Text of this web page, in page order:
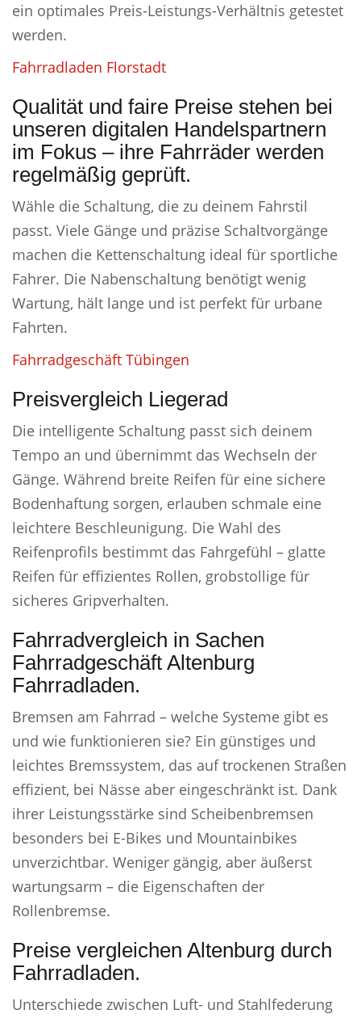
ein optimales Preis-Leistungs-Verhältnis getestet
werden.
Fahrradladen Florstadt
Qualität und faire Preise stehen bei
unseren digitalen Handelspartnern
im Fokus – ihre Fahrräder werden
regelmäßig geprüft.
Wähle die Schaltung, die zu deinem Fahrstil
passt. Viele Gänge und präzise Schaltvorgänge
machen die Kettenschaltung ideal für sportliche
Fahrer. Die Nabenschaltung benötigt wenig
Wartung, hält lange und ist perfekt für urbane
Fahrten.
Fahrradgeschäft Tübingen
Preisvergleich Liegerad
Die intelligente Schaltung passt sich deinem
Tempo an und übernimmt das Wechseln der
Gänge. Während breite Reifen für eine sichere
Bodenhaftung sorgen, erlauben schmale eine
leichtere Beschleunigung. Die Wahl des
Reifenprofils bestimmt das Fahrgefühl – glatte
Reifen für effizientes Rollen, grobstollige für
sicheres Gripverhalten.
Fahrradvergleich in Sachen
Fahrradgeschäft Altenburg
Fahrradladen.
Bremsen am Fahrrad – welche Systeme gibt es
und wie funktionieren sie? Ein günstiges und
leichtes Bremssystem, das auf trockenen Straßen
effizient, bei Nässe aber eingeschränkt ist. Dank
ihrer Leistungsstärke sind Scheibenbremsen
besonders bei E-Bikes und Mountainbikes
unverzichtbar. Weniger gängig, aber äußerst
wartungsarm – die Eigenschaften der
Rollenbremse.
Preise vergleichen Altenburg durch
Fahrradladen.
Unterschiede zwischen Luft- und Stahlfederung